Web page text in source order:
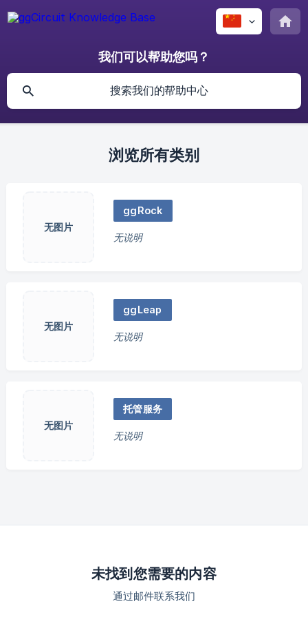
我们可以帮助您吗？
浏览所有类别
无图片
ggRock
无说明
无图片
ggLeap
无说明
无图片
托管服务
无说明
未找到您需要的内容
通过邮件联系我们